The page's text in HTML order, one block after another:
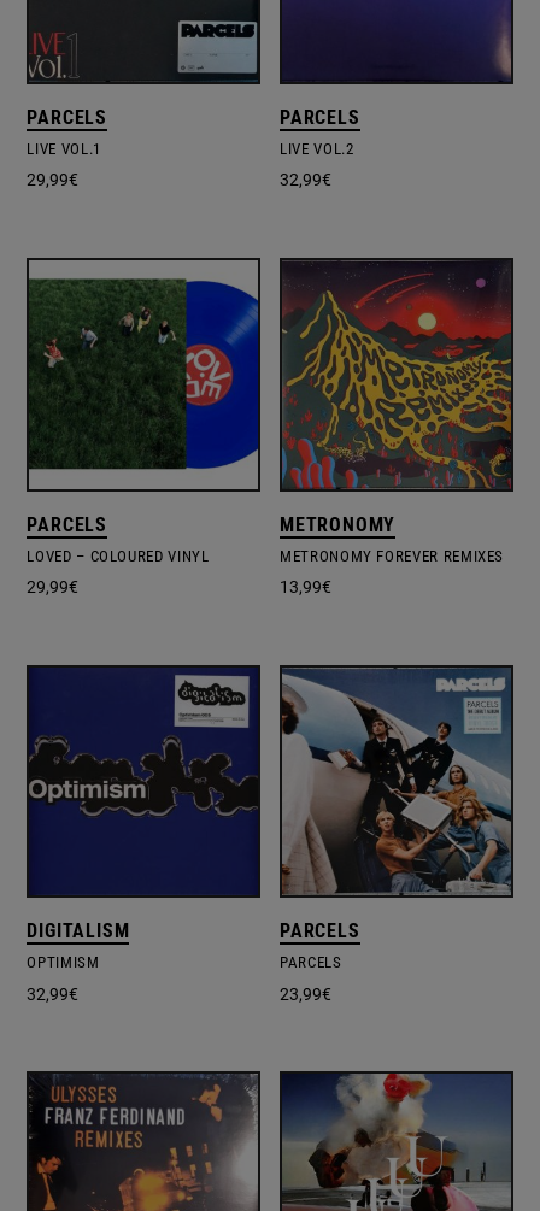
PARCELS
LIVE VOL.1
29,99€
PARCELS
LIVE VOL.2
32,99€
PARCELS
LOVED – COLOURED VINYL
29,99€
METRONOMY
METRONOMY FOREVER REMIXES
13,99€
DIGITALISM
OPTIMISM
32,99€
PARCELS
PARCELS
23,99€